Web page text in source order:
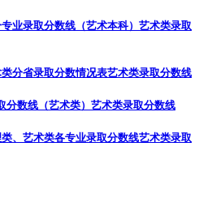
业录取分数线（艺术本科） 艺术类录取
分省录取分数情况表艺术类录取分数线
数线（艺术类） 艺术类录取分数线
、艺术类各专业录取分数线艺术类录取